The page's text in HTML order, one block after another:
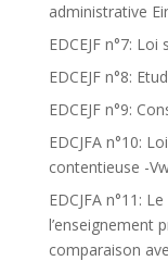
administrative
EDCEJF n°7:
EDCEJF n°8:
EDCEJF n°9:
EDCJFA n°10:
contentieuse -
EDCJFA n°11:
l’enseignement
comparaison